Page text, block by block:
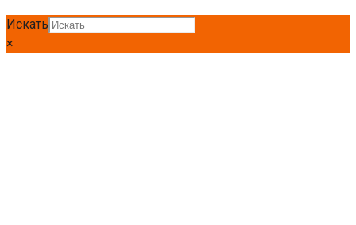
Искать
×